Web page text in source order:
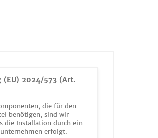
(EU) 2024/573 (Art.
die für den
benötigen, sind wir
die Installation durch ein
erfolgt.